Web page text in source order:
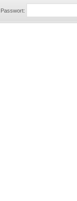
Passwort: